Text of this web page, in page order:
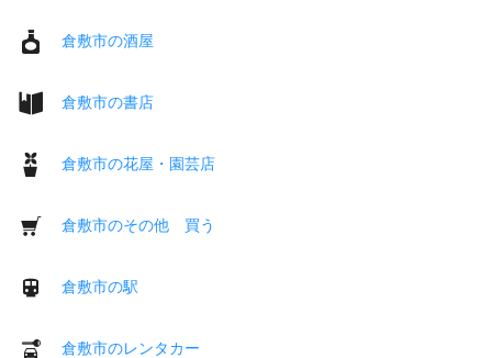
倉敷市の酒屋
倉敷市の書店
倉敷市の花屋・園芸店
倉敷市のその他 買う
倉敷市の駅
倉敷市のレンタカー